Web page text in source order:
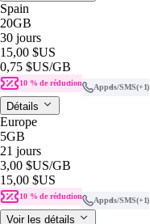
Spain
20GB
30 jours
15,00 $US
0,75 $US/GB
10 % de réduction Appels/SMS(+1)
Détails
Europe
5GB
21 jours
3,00 $US/GB
15,00 $US
10 % de réduction Appels/SMS(+1)
Voir les détails